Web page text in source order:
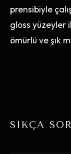
prensibiyle
gloss yüzeyler
ömürlü ve şık
SIKÇA